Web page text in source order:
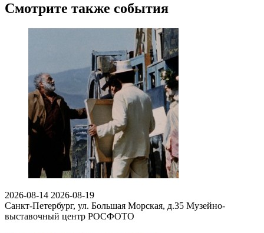
Смотрите также события
2026-08-14 2026-08-19
Санкт-Петербург, ул. Большая Морская, д.35 Музейно-
выставочный центр РОСФОТО